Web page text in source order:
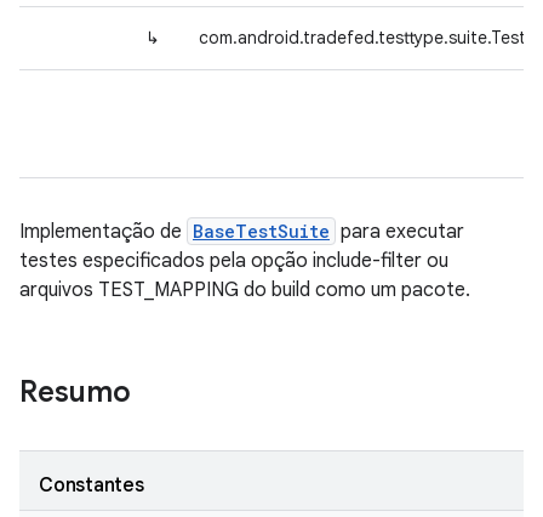
↳
Implementação de BaseTestSuite para executar
testes especificados pela opção include-filter ou
arquivos TEST_MAPPING do build como um pacote.
Resumo
Constantes